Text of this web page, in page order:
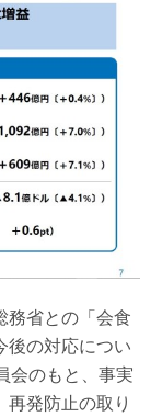
省との「会食
後の対応につい
会のもと、事実
発防止の取り